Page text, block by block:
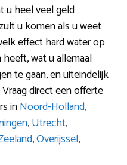
u heel veel geld
u komen als u weet
effect hard water op
wat u allemaal
te gaan, en uiteindelijk
direct een offerte
inNoord-Holland,
,Utrecht,
,Overijssel,